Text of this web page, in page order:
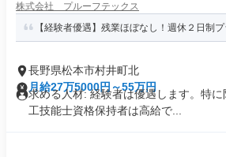
株式会社 プルーフテックス
【経験者優遇】残業ほぼなし！週休２日制
長野県松本市村井町北
月給27万5000円～55万円
求める人材: 経験者は優遇します。特
工技能士資格保持者は高給で...